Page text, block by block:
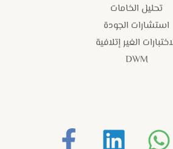
تحليل الخامات
استشارات الجودة
الغير إتلافية
DWM